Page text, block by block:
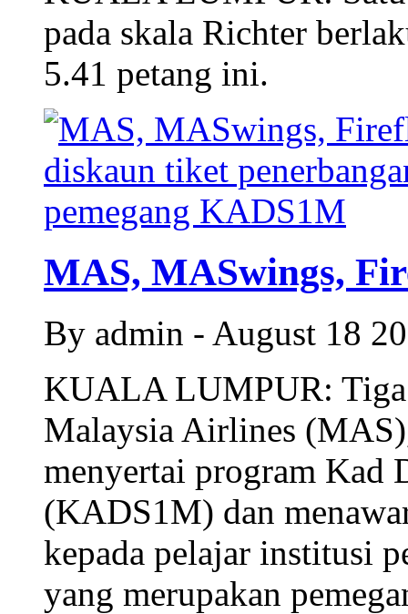
pada skala Richter
5.41 petang ini.
MAS, MASwings,
By admin - August 18
KUALA LUMPUR: Tiga
Malaysia Airlines
menyertai program Kad
(KADS1M) dan
kepada pelajar institusi
yang merupakan